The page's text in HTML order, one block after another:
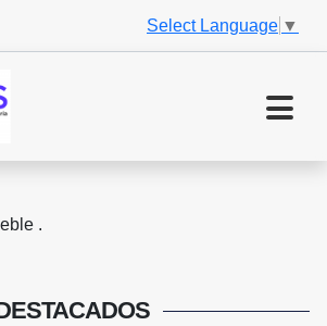
Select Language ▼
.